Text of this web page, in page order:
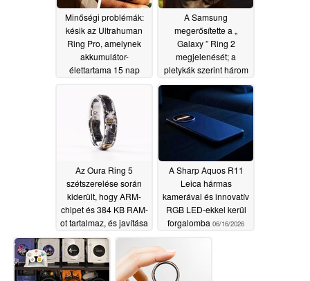
Minőségi problémák:
késik az Ultrahuman
Ring Pro, amelynek
akkumulátor-
élettartama 15 nap
A Samsung
megerősítette a „
Galaxy ” Ring 2
megjelenését; a
pletykák szerint három
új modell is
06/30/2026
Az Oura Ring 5
szétszerelése során
kiderült, hogy ARM-
chipet és 384 KB RAM-
ot tartalmaz, és javítása
lehetetlen 06/23/2026
A Sharp Aquos R11
Leica hármas
kamerával és innovatív
RGB LED-ekkel kerül
forgalomba 06/16/2026